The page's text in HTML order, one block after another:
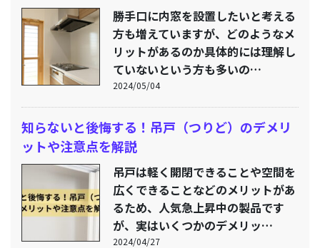
勝手口に内窓を設置したいと考える
方も増えていますが、どのようなメ
リットがあるのか具体的には理解し
ていないという方も多いの…
2024/05/04
知らないと後悔する！吊戸（つりど）のデメリ
ットや注意点を解説
吊戸は軽く開閉できることや空間を
広くできることなどのメリットがあ
るため、人気急上昇中の製品です
が、実はいくつかのデメリッ…
2024/04/27